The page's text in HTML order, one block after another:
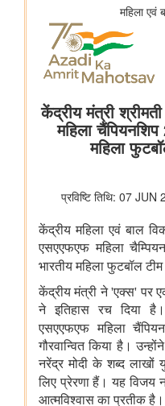
के लिए मॉनिटरिंग समिति की
सामाजिक न्‍याय एवं अधिकारिता
आर्थिक चुनौतियों से
योजना ने अनु सुप्रिया को
बनाया
आर्थिक बाधाओं से लेकर एमबीए
तेलू झांसी विजय कृष्णा को उच्च